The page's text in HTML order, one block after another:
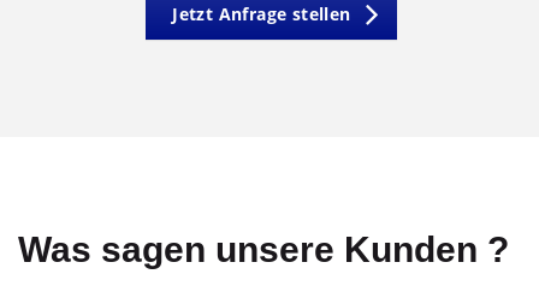
Jetzt Anfrage stellen
Was sagen unsere Kunden ?